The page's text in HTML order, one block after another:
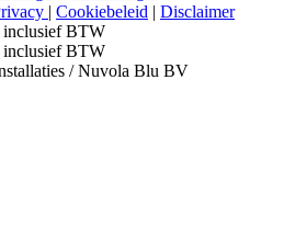
| Cookiebeleid | Disclaimer
inclusief BTW
inclusief BTW
/ Nuvola Blu BV